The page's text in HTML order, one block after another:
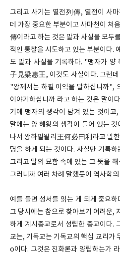
그리고 사기는 열전列傳, 열전이 사
데 가장 중요한 부분이고 사마천이 처
傳이라고 하는 것은 말과 사실을 모두
적인 통찰을 시도하고 있는 부분이다.
도 말과 사실을 기록하다. "맹자가 양
子見梁惠王, 이것도 사실이다. 그런
"왕께서는 하필 이익을 말하십니까",
이야기하십니까 라고 하는 것은 말이
기에 맹자의 생각이 담겨 있는 것이고
말에는 양 혜왕의 생각이 들어 있는
나서 왕하필왈리王何必曰利라고 말
명을 하게 되는 것이다. 사실만 기록
그리고 말의 묘함 속에 있는 그 뜻을
그러니까 여러 차례 말했듯이 역사학
예를 들면 성서를 읽는 게 되게 중요
그 당시에는 참으로 찾아보기 어려운,
하게 계시종교로서 성립한 종교이다.
교는, 기독교는 기독교의 핵심 교리
o이다. 그것은 진화론과 양립하는가